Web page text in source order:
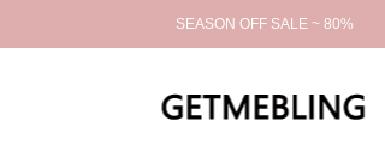
SEASON OFF SALE ~ 80%